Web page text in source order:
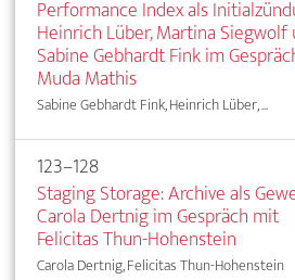
Performance Index als
Heinrich Lüber, Martina Siegwolf
Sabine Gebhardt Fink im
Muda Mathis
Sabine Gebhardt Fink, Heinrich Lüber, ...
123–128
Staging Storage: Archive als
Carola Dertnig im Gespräch mit
Felicitas Thun-Hohenstein
Carola Dertnig, Felicitas Thun-Hohenstein